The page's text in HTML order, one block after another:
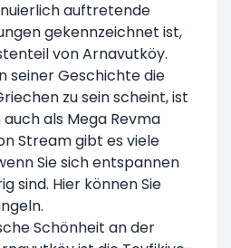
auftretende
gekennzeichnet ist,
von Arnavutköy.
seiner Geschichte die
zu sein scheint, ist
als Mega Revma
Stream gibt es viele
Sie sich entspannen
sind. Hier können Sie
Schönheit an der